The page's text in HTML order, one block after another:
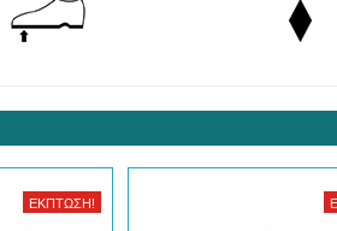
ΈΚΠΤΩΣΗ!